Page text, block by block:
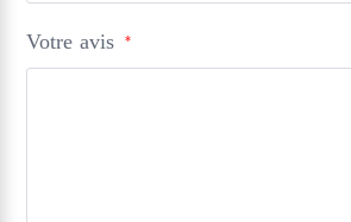
Votre avis *